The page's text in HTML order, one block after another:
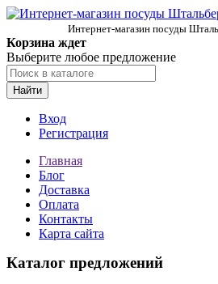
Интернет-магазин посуды
Корзина ждет
Выберите любое предложение
Найти
Вход
Регистрация
Главная
Блог
Доставка
Оплата
Контакты
Карта сайта
Каталог предложений